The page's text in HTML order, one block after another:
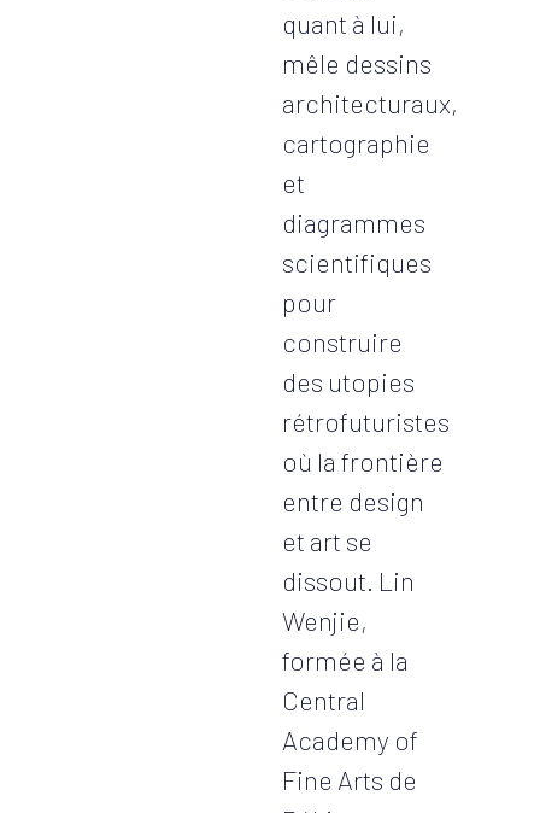
quant à lui,
mêle dessins
architecturaux,
cartographie
et
diagrammes
scientifiques
pour
construire
des utopies
rétrofuturistes
où la frontière
entre design
et art se
dissout. Lin
Wenjie,
formée à la
Central
Academy of
Fine Arts de